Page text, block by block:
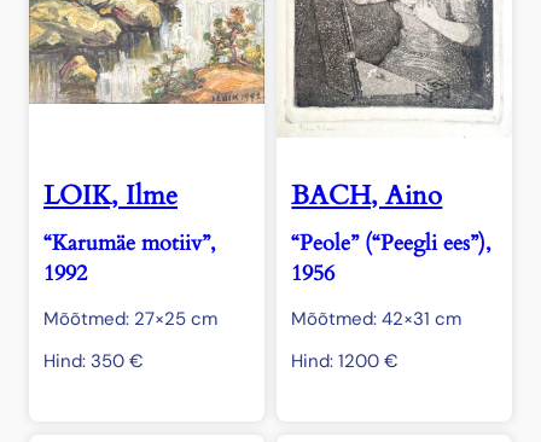
LOIK, Ilme
“Karumäe motiiv”,
1992
Mõõtmed: 27×25 cm
Hind: 350 €
BACH, Aino
“Peole” (“Peegli ees”),
1956
Mõõtmed: 42×31 cm
Hind:1200€